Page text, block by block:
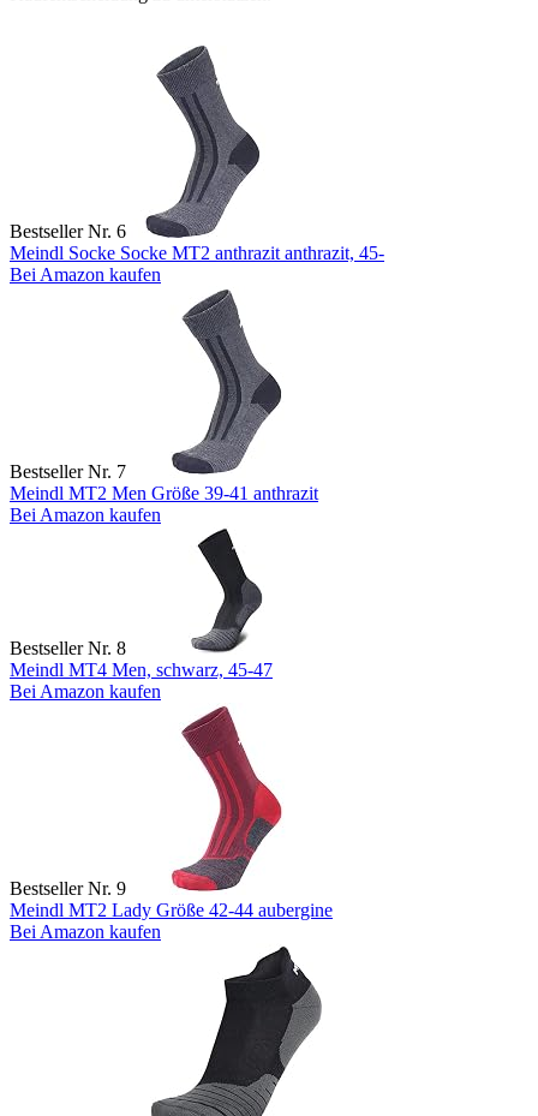
Bestseller Nr. 6
Meindl Socke Socke MT2 anthrazit anthrazit, 45-
Bei Amazon kaufen
Bestseller Nr. 7
Meindl MT2 Men Größe 39-41 anthrazit
Bei Amazon kaufen
Bestseller Nr. 8
Meindl MT4 Men, schwarz, 45-47
Bei Amazon kaufen
Bestseller Nr. 9
Meindl MT2 Lady Größe 42-44 aubergine
Bei Amazon kaufen